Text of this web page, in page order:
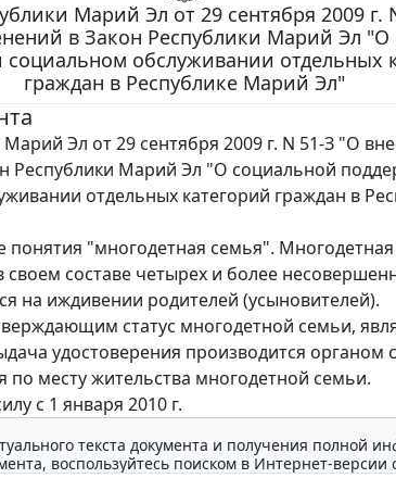
Марий Эл от 29 сентября 2009 г.
в Закон Республики Марий Эл "О
социальном обслуживании отдельных
граждан в Республике Марий Эл"
Эл от 29 сентября 2009 г. N 51-З "О
Республики Марий Эл "О социальной
отдельных категорий граждан в
понятия "многодетная семья". Многодетная
составе четырех и более
на иждивении родителей (усыновителей).
статус многодетной семьи,
удостоверения производится органом
по месту жительства многодетной семьи.
с 1 января 2010 г.
текста документа и получения полной
воспользуйтесь поиском в Интернет-версии